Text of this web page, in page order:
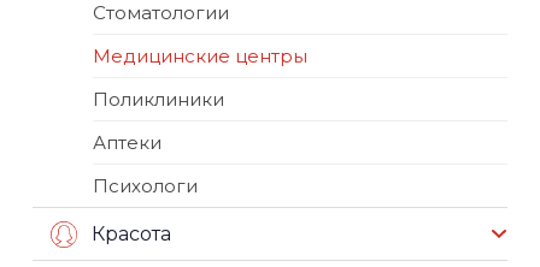
Стоматологии
Медицинские центры
Поликлиники
Аптеки
Психологи
Красота